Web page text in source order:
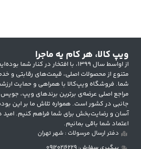
ویپ کالا، هر کام یه ماجرا
از اواسط سال ۱۳۹۹، با افتخار در کنار
متنوع از محصولات اصلی، قیمت‌های رقابتی و
شما. فروشگاه ویپ‌کالا با همراهی و حمایت
مراجع اصلی عرضه‌ی برترین برندهای ویپ،
جانبی در کشور است. همواره تلاش ما بر این
آسان و رضایت‌بخش برای شما فراهم کنیم.
اعتماد شما باقی بمانیم.
دفتر ارسال مرسولات : شهر تهران